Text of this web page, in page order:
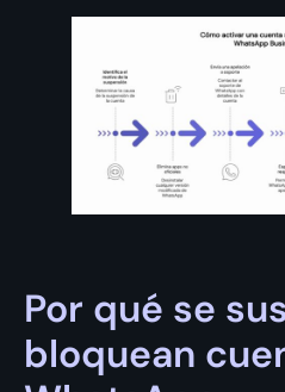
Por qué se
bloquean